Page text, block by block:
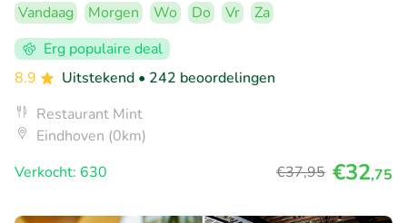
Vandaag Morgen Wo Do Vr
Za
Erg populaire deal
8.9
Uitstekend • 242 beoordelingen
Restaurant Mint
Eindhoven (0km)
Verkocht: 630
€37,95 €32,75